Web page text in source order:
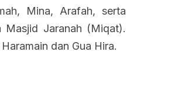
Mina, Arafah, serta
Masjid Jaranah (Miqat).
dan Gua Hira.